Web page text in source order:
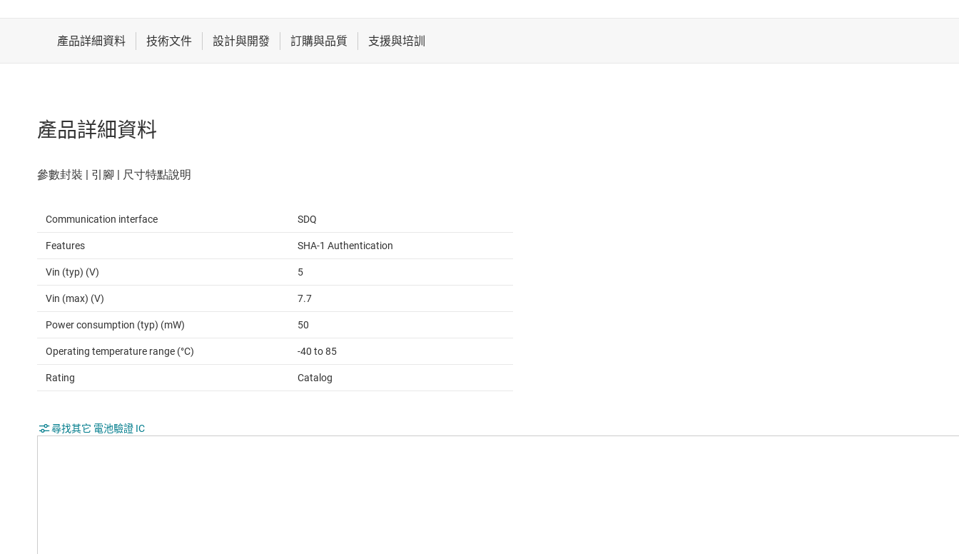
產品詳細資料
Communication interface SDQ
Features SHA-1 Authentication
Vin (typ) (V) 5
Vin (max) (V) 7.7
Power consumption (typ) (mW) 50
Operating temperature range (°C) -40 to 85
Rating Catalog
尋找其它 電池驗證 IC